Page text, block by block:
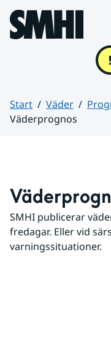
Hoppa till sidans innehåll
Start Väder
Väderprognos
SMHI publicerar
fredagar. Eller vid
varningssituationer.